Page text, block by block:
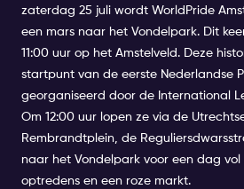
zaterdag 25 juli wordt WorldPride
een mars naar het Vondelpark. Dit
11:00 uur op het Amstelveld. Deze
startpunt van de eerste Nederlandse
georganiseerd door de International
Om 12:00 uur lopen ze via de
Rembrandtplein, de
naar het Vondelpark voor een dag vol
optredens en een roze markt.